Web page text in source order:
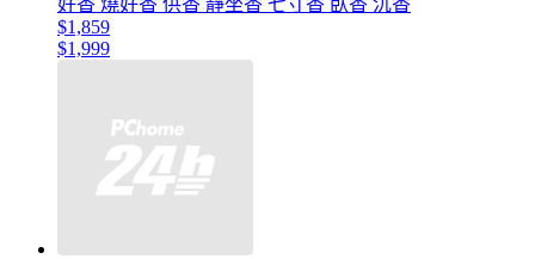
好香 燒好香 供香 靜坐香 七寸香 臥香 沉香
$1,859
$1,999